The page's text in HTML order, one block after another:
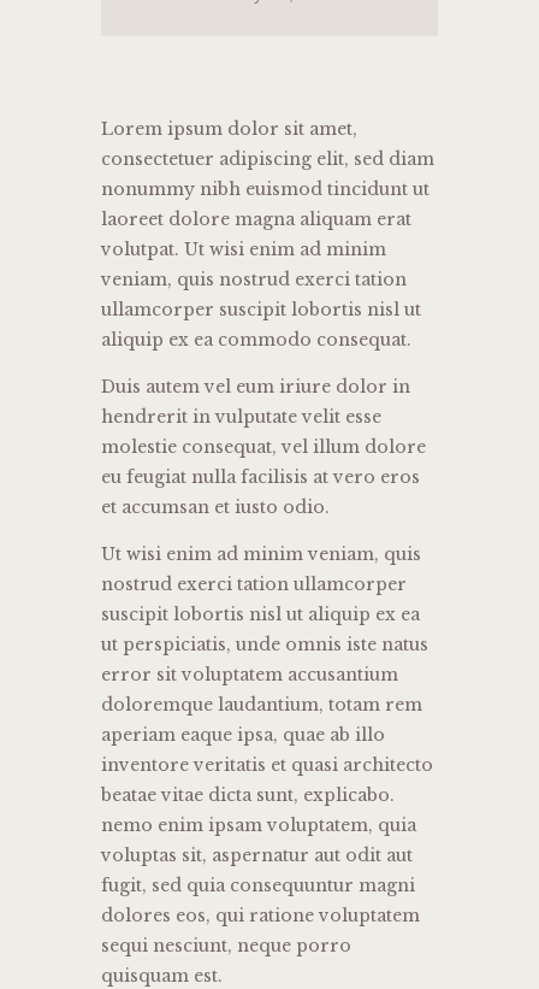
Lorem ipsum dolor sit amet,
consectetuer adipiscing elit, sed diam
nonummy nibh euismod tincidunt ut
laoreet dolore magna aliquam erat
volutpat. Ut wisi enim ad minim
veniam, quis nostrud exerci tation
ullamcorper suscipit lobortis nisl ut
aliquip ex ea commodo consequat.
Duis autem vel eum iriure dolor in
hendrerit in vulputate velit esse
molestie consequat, vel illum dolore
eu feugiat nulla facilisis at vero eros
et accumsan et iusto odio.
Ut wisi enim ad minim veniam, quis
nostrud exerci tation ullamcorper
suscipit lobortis nisl ut aliquip ex ea
ut perspiciatis, unde omnis iste natus
error sit voluptatem accusantium
doloremque laudantium, totam rem
aperiam eaque ipsa, quae ab illo
inventore veritatis et quasi architecto
beatae vitae dicta sunt, explicabo.
nemo enim ipsam voluptatem, quia
voluptas sit, aspernatur aut odit aut
fugit, sed quia consequuntur magni
dolores eos, qui ratione voluptatem
sequi nesciunt, neque porro
quisquam est.